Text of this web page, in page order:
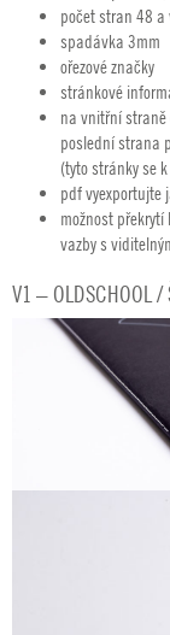
počet stran 48 a
spadávka 3mm
ořezové značky
stránkové
na vnitřní
poslední strana
(tyto stránky se
pdf vyexportujte
možnost
vazby s
V1 – OLDSCHOOL /